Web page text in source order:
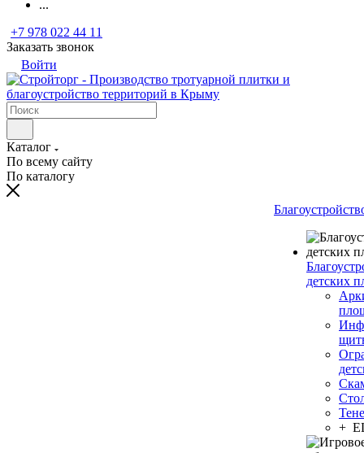
...
+7 978 022 44 11
Заказать звонок
Войти
Каталог
По всему сайту
По каталогу
детских
+